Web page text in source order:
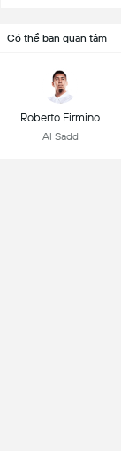
Có thể bạn quan tâm
Roberto Firmino
Al Sadd